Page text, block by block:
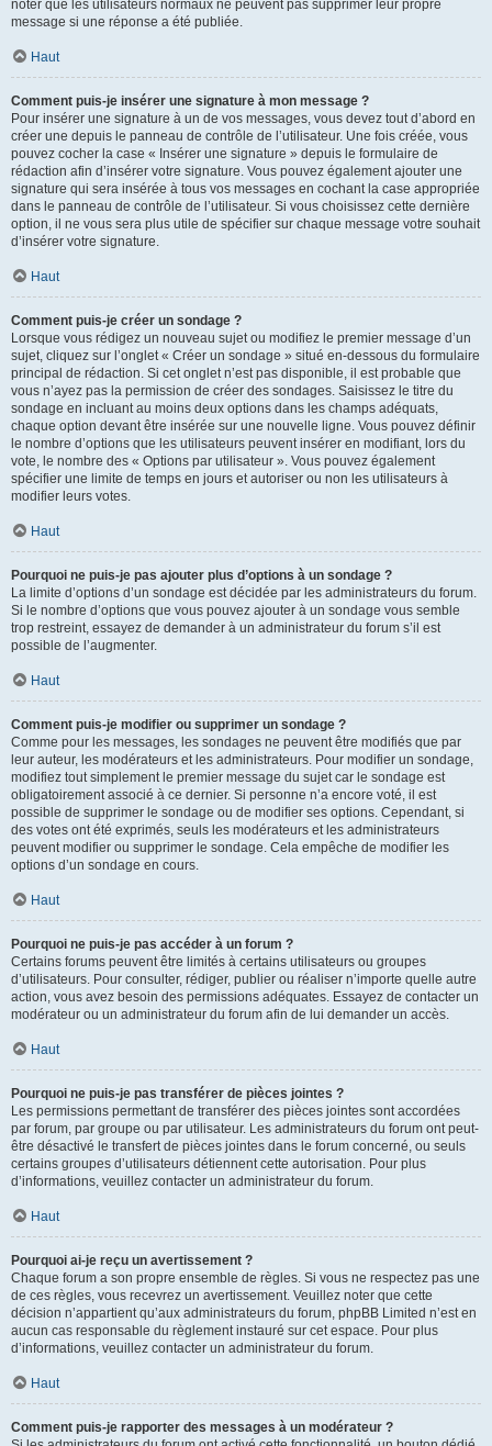
noter que les utilisateurs normaux ne peuvent pas supprimer leur propre
message si une réponse a été publiée.
Haut
Comment puis-je insérer une signature à mon message ?
Pour insérer une signature à un de vos messages, vous devez tout d’abord en
créer une depuis le panneau de contrôle de l’utilisateur. Une fois créée, vous
pouvez cocher la case « Insérer une signature » depuis le formulaire de
rédaction afin d’insérer votre signature. Vous pouvez également ajouter une
signature qui sera insérée à tous vos messages en cochant la case appropriée
dans le panneau de contrôle de l’utilisateur. Si vous choisissez cette dernière
option, il ne vous sera plus utile de spécifier sur chaque message votre souhait
d’insérer votre signature.
Haut
Comment puis-je créer un sondage ?
Lorsque vous rédigez un nouveau sujet ou modifiez le premier message d’un
sujet, cliquez sur l’onglet « Créer un sondage » situé en-dessous du formulaire
principal de rédaction. Si cet onglet n’est pas disponible, il est probable que
vous n’ayez pas la permission de créer des sondages. Saisissez le titre du
sondage en incluant au moins deux options dans les champs adéquats,
chaque option devant être insérée sur une nouvelle ligne. Vous pouvez définir
le nombre d’options que les utilisateurs peuvent insérer en modifiant, lors du
vote, le nombre des « Options par utilisateur ». Vous pouvez également
spécifier une limite de temps en jours et autoriser ou non les utilisateurs à
modifier leurs votes.
Haut
Pourquoi ne puis-je pas ajouter plus d’options à un sondage ?
La limite d’options d’un sondage est décidée par les administrateurs du forum.
Si le nombre d’options que vous pouvez ajouter à un sondage vous semble
trop restreint, essayez de demander à un administrateur du forum s’il est
possible de l’augmenter.
Haut
Comment puis-je modifier ou supprimer un sondage ?
Comme pour les messages, les sondages ne peuvent être modifiés que par
leur auteur, les modérateurs et les administrateurs. Pour modifier un sondage,
modifiez tout simplement le premier message du sujet car le sondage est
obligatoirement associé à ce dernier. Si personne n’a encore voté, il est
possible de supprimer le sondage ou de modifier ses options. Cependant, si
des votes ont été exprimés, seuls les modérateurs et les administrateurs
peuvent modifier ou supprimer le sondage. Cela empêche de modifier les
options d’un sondage en cours.
Haut
Pourquoi ne puis-je pas accéder à un forum ?
Certains forums peuvent être limités à certains utilisateurs ou groupes
d’utilisateurs. Pour consulter, rédiger, publier ou réaliser n’importe quelle autre
action, vous avez besoin des permissions adéquates. Essayez de contacter un
modérateur ou un administrateur du forum afin de lui demander un accès.
Haut
Pourquoi ne puis-je pas transférer de pièces jointes ?
Les permissions permettant de transférer des pièces jointes sont accordées
par forum, par groupe ou par utilisateur. Les administrateurs du forum ont peut-
être désactivé le transfert de pièces jointes dans le forum concerné, ou seuls
certains groupes d’utilisateurs détiennent cette autorisation. Pour plus
d’informations, veuillez contacter un administrateur du forum.
Haut
Pourquoi ai-je reçu un avertissement ?
Chaque forum a son propre ensemble de règles. Si vous ne respectez pas une
de ces règles, vous recevrez un avertissement. Veuillez noter que cette
décision n’appartient qu’aux administrateurs du forum, phpBB Limited n’est en
aucun cas responsable du règlement instauré sur cet espace. Pour plus
d’informations, veuillez contacter un administrateur du forum.
Haut
Comment puis-je rapporter des messages à un modérateur ?